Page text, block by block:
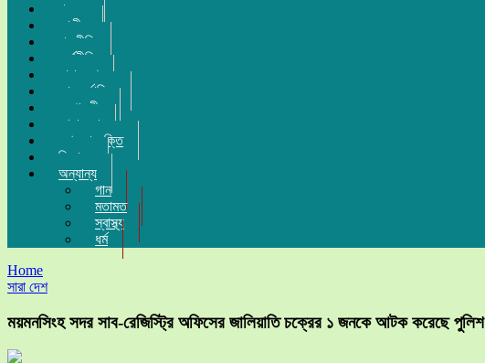
প্রচ্ছদ
জাতীয়
রাজনীতি
অর্থনীতি
সারা দেশ
আন্তর্জাতিক
সম্পাদকীয়
খেলা-ধুলা
তথ্য-প্রযুক্তি
বিনোদন
অন্যান্য
গান
মতামত
স্বাস্থ্য
ধর্ম
Home
সারা দেশ
ময়মনসিংহ সদর সাব-রেজিস্ট্রি অফিসের জালিয়াতি চক্রের ১ জনকে আটক করেছে পুলিশ